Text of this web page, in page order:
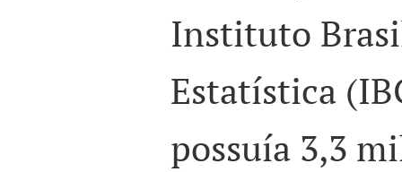
Instituto
Estatística
possuía 3,3